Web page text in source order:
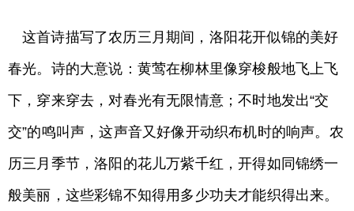
这首诗描写了农历三月期间，洛阳花开似锦的美好
春光。诗的大意说：黄莺在柳林里像穿梭般地飞上飞
下，穿来穿去，对春光有无限情意；不时地发出“交
交”的鸣叫声，这声音又好像开动织布机时的响声。农
历三月季节，洛阳的花儿万紫千红，开得如同锦绣一
般美丽，这些彩锦不知得用多少功夫才能织得出来。